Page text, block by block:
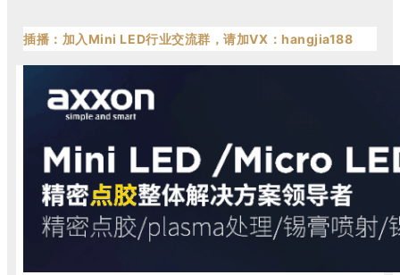
插播：加入Mini LED行业交流群，请加VX：hangjia188